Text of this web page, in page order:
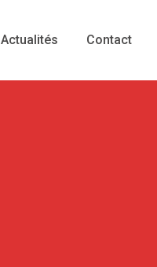
Actualités Contact